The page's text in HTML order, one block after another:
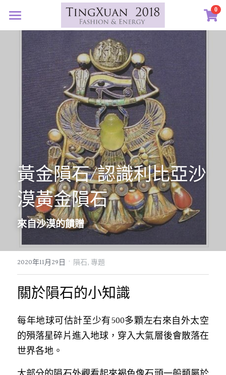
0
首頁
定製藝廊
許願首飾
客訂圖集
創作選購
系列設計
01｜星球羈絆
02｜夏戀女神
03｜遠古遺珠
04｜藍星精靈
05｜自然樂章
06｜玉韻茶香
07｜眾神禮讚
08｜寶石旅行
定製表單
認識素材
礦寶晶石
琥珀蜜蠟
香中之金
優雅珍珠
溫潤玉石
礦寶絮語
認識我們
關於我們
常見問答
珠寶設計TXJ
搜索
創作選購
黃金隕石/認識利比亞沙
漠黃金隕石
來自沙漠的饋贈
2020年11月29日 · 隕石,專題
關於隕石的小知識
每年地球可估計至少有500多顆左右來自外太空
的殞落星碎片進入地球，穿入大氣層後會散落在
世界各地。
×
商品分類
所有商品分類